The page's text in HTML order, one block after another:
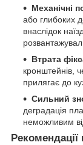
Механічні
або глибоких
внаслідок
Втрата
кронштейнів,
прилягає до
Сильний
деградація
неможливим